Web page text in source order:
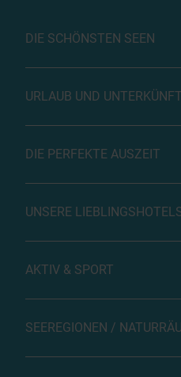
DIE SCHÖNSTEN SEEN
URLAUB UND
DIE PERFEKTE AUSZEIT
UNSERE
AKTIV & SPORT
SEEREGIONEN /